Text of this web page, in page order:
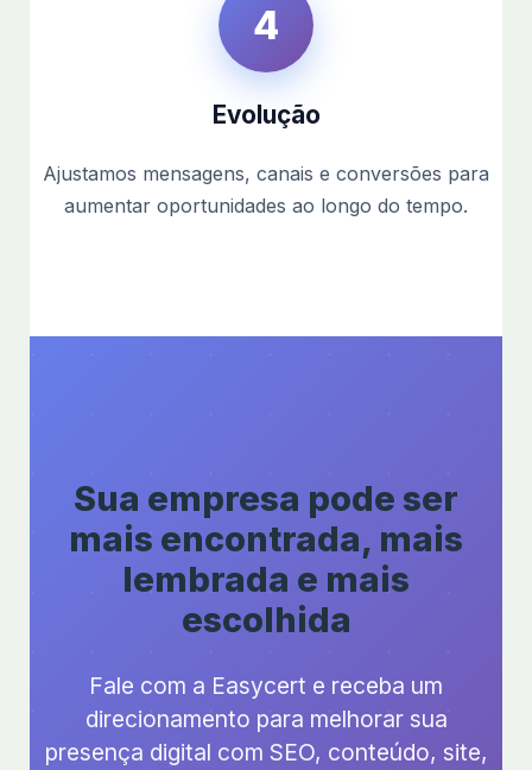
4
Evolução
Ajustamos mensagens, canais e conversões para
aumentar oportunidades ao longo do tempo.
Sua empresa pode ser
mais encontrada, mais
lembrada e mais
escolhida
Fale com a Easycert e receba um
direcionamento para melhorar sua
presença digital com SEO, conteúdo, site,